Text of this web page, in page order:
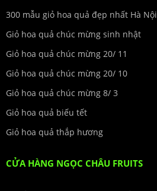
300 mẫu giỏ hoa quả đẹp nhất Hà Nội
Giỏ hoa quả chúc mừng sinh nhật
Giỏ hoa quả chúc mừng 20/ 11
Giỏ hoa quả chúc mừng 20/ 10
Giỏ hoa quả chúc mừng 8/ 3
Giỏ hoa quả biếu tết
Giỏ hoa quả thắp hương
CỬA HÀNG NGỌC CHÂU FRUITS